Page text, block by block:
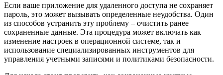
Если ваше приложение для удаленного доступа не сохраняет
пароль, это может вызывать определенные неудобства. Один
из способов устранить эту проблему – очистить ранее
сохраненные данные. Эта процедура может включать как
изменение настроек в операционной системе, так и
использование специализированных инструментов для
управления учетными записями и политиками безопасности.